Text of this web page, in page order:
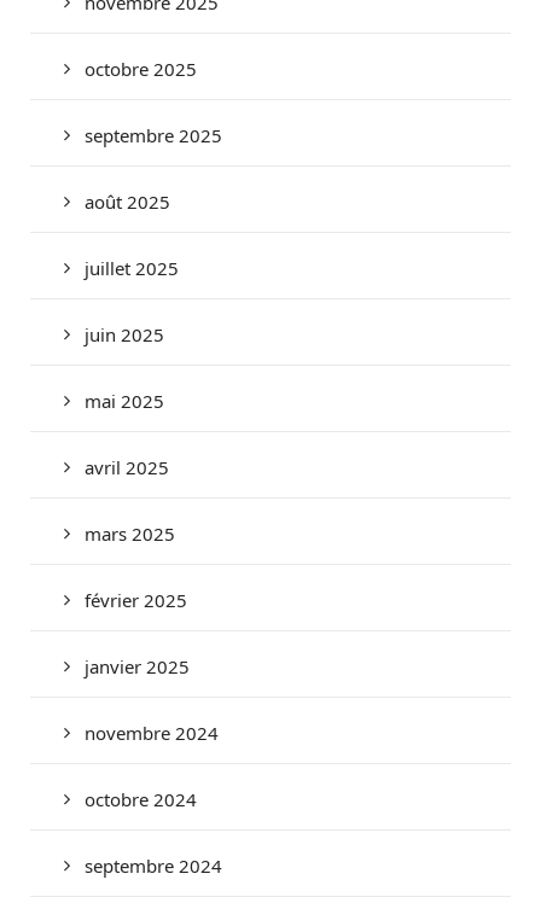
octobre 2025
septembre 2025
août 2025
juillet 2025
juin 2025
mai 2025
avril 2025
mars 2025
février 2025
janvier 2025
novembre 2024
octobre 2024
septembre 2024